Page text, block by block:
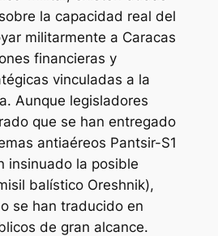
la capacidad real del
militarmente a Caracas
financieras y
vinculadas a la
Aunque legisladores
que se han entregado
antiaéreos Pantsir-S1
insinuado la posible
balístico Oreshnik),
se han traducido en
de gran alcance.